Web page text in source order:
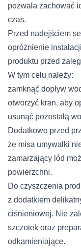
pozwala zachować
czas.
Przed nadejściem
opróżnienie
produktu przed
W tym celu należy:
zamknąć dopływ
otworzyć kran, aby
usunąć pozostałą
Dodatkowo przed
że misa umywalki
zamarzający lód
powierzchni.
Do czyszczenia
z dodatkiem
ciśnieniowej. Nie
szczotek oraz
odkamieniające.